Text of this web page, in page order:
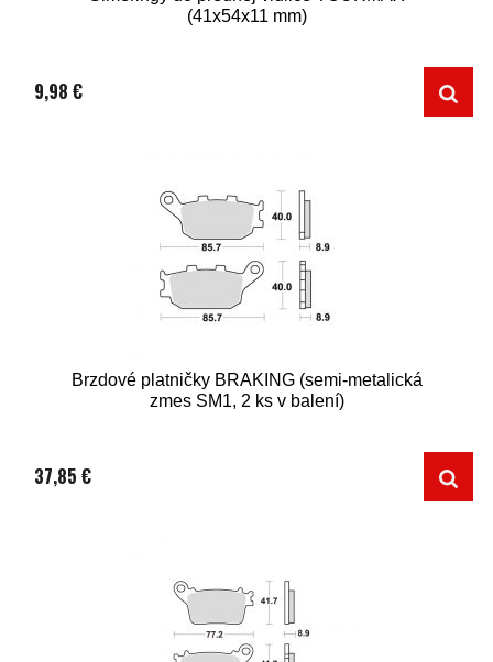
(41x54x11 mm)
9,98 €
Brzdové platničky BRAKING (semi-metalická
zmes SM1, 2 ks v balení)
37,85 €